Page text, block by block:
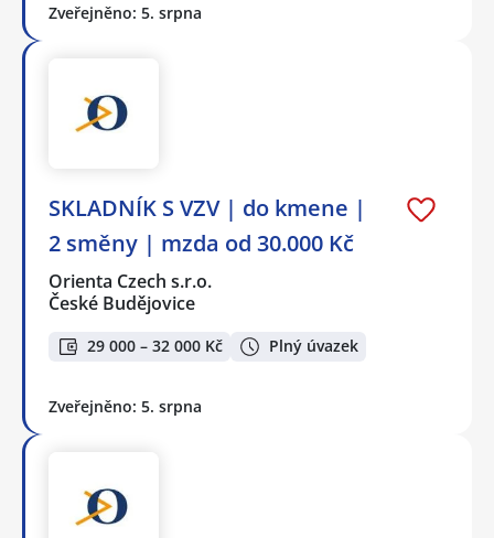
Zveřejněno: 5. srpna
SKLADNÍK S VZV | do kmene |
2 směny | mzda od 30.000 Kč
Orienta Czech s.r.o.
České Budějovice
29 000 – 32 000 Kč Plný úvazek
Zveřejněno: 5. srpna